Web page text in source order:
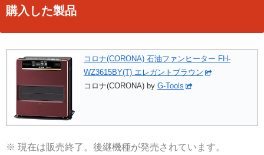
購入した製品
コロナ(CORONA) 石油ファンヒーター FH-
WZ3615BY(T) エレガントブラウン
コロナ(CORONA) by G-Tools
※ 現在は販売終了。後継機種が発売されています。